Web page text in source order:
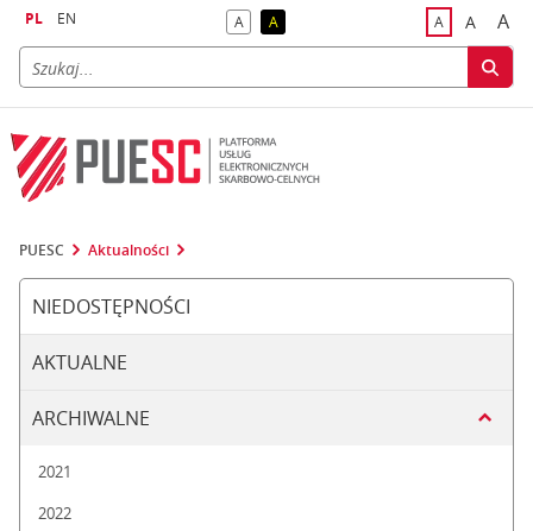
PL EN Akontrast domyślny
Akontrast żółty tekst na czarnym tle
Adomyślna
A A
PUESC Aktualności
NIEDOSTĘPNOŚCI
AKTUALNE
ARCHIWALNE
2021
2022